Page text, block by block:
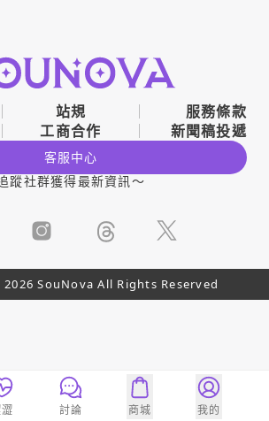
站規
服務條款
工商合作 新聞稿投遞
客服中心
蹤社群獲得最新資訊～
SouNova All Rights Reserved
討論 商城 我的